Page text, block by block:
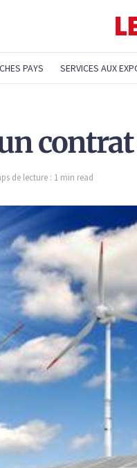
PAYS SERVICES AUX
contrat
de lecture : 1 min read